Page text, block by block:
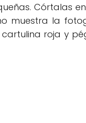
Córtalas
muestra la
roja y